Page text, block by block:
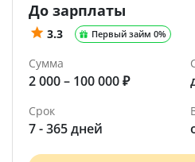
До зарплаты
3.3 Первый займ 0%
Сумма
2 000 – 100 000 ₽
Срок
7 - 365 дней